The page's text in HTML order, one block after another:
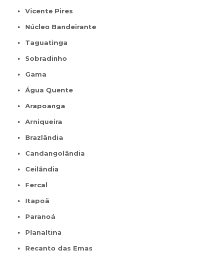
Vicente Pires
Núcleo Bandeirante
Taguatinga
Sobradinho
Gama
Água Quente
Arapoanga
Arniqueira
Brazlândia
Candangolândia
Ceilândia
Fercal
Itapoã
Paranoá
Planaltina
Recanto das Emas